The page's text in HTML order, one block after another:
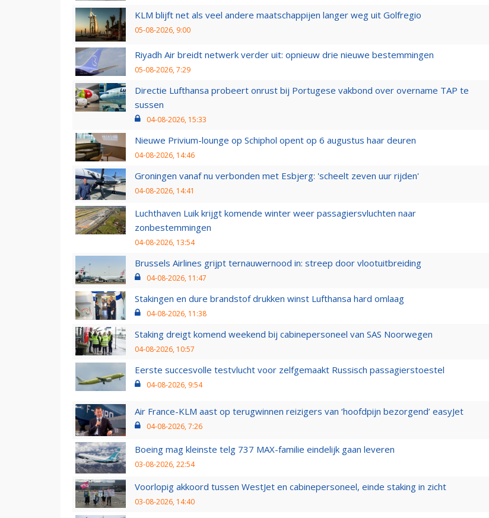
KLM blijft net als veel andere maatschappijen langer weg uit Golfregio
05-08-2026, 9:00
Riyadh Air breidt netwerk verder uit: opnieuw drie nieuwe bestemmingen
05-08-2026, 7:29
Directie Lufthansa probeert onrust bij Portugese vakbond over overname TAP te
sussen
04-08-2026, 15:33
Nieuwe Privium-lounge op Schiphol opent op 6 augustus haar deuren
04-08-2026, 14:46
Groningen vanaf nu verbonden met Esbjerg: 'scheelt zeven uur rijden'
04-08-2026, 14:41
Luchthaven Luik krijgt komende winter weer passagiersvluchten naar
zonbestemmingen
04-08-2026, 13:54
Brussels Airlines grijpt ternauwernood in: streep door vlootuitbreiding
04-08-2026, 11:47
Stakingen en dure brandstof drukken winst Lufthansa hard omlaag
04-08-2026, 11:38
Staking dreigt komend weekend bij cabinepersoneel van SAS Noorwegen
04-08-2026, 10:57
Eerste succesvolle testvlucht voor zelfgemaakt Russisch passagierstoestel
04-08-2026, 9:54
Air France-KLM aast op terugwinnen reizigers van ‘hoofdpijn bezorgend’ easyJet
04-08-2026, 7:26
Boeing mag kleinste telg 737 MAX-familie eindelijk gaan leveren
03-08-2026, 22:54
Voorlopig akkoord tussen WestJet en cabinepersoneel, einde staking in zicht
03-08-2026, 14:40